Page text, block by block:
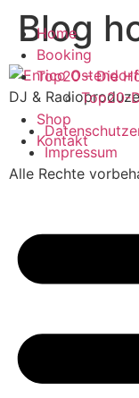
Home
Booking
Top20 – Die
Top20-
Shop
Kontakt
Zum
Inhalt
springen
Blog
DJ &
Impressum
Alle Rechte